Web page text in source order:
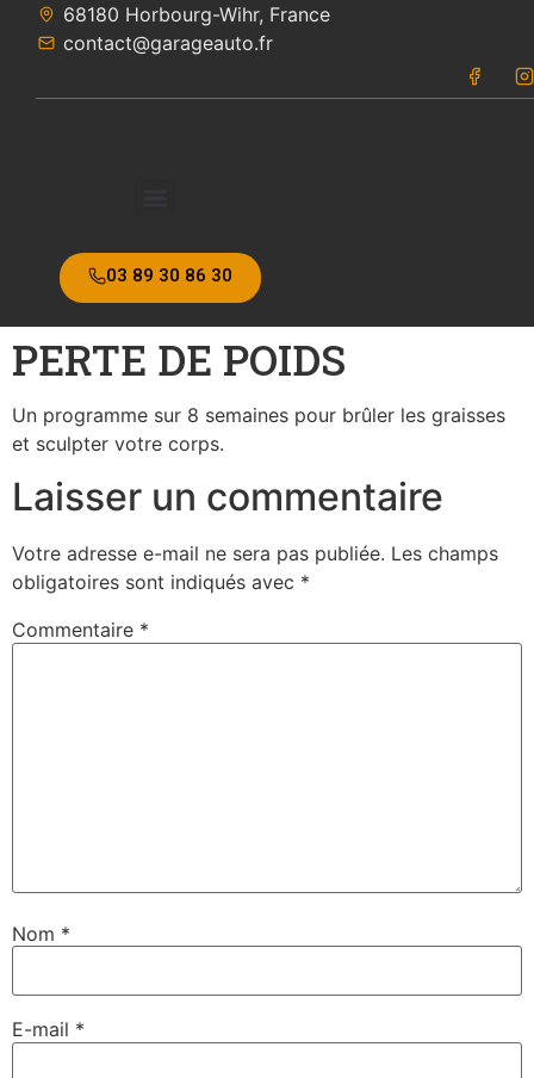
68180 Horbourg-Wihr, France
contact@garageauto.fr
03 89 30 86 30
68180 Horbourg-Wihr, France
contact@garageauto.fr
03 89 30 86 30
PERTE DE POIDS
Un programme sur 8 semaines pour brûler les graisses
et sculpter votre corps.
Laisser un commentaire
Votre adresse e-mail ne sera pas publiée. Les champs
obligatoires sont indiqués avec *
Commentaire *
Nom *
E-mail *